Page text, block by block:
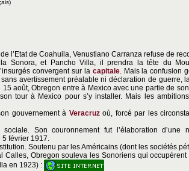
l’Etat de Coahuila, Venustiano Carranza refuse de
Sonora, et Pancho Villa, il prendra la tête du
convergent sur la capitale. Mais la confusion
avertissement préalable ni déclaration de guerre,
août, Obregon entre à Mexico avec une partie de
tour à Mexico pour s’y installer. Mais les
gouvernement à Veracruzoù, forcé par les
Son couronnement fut l’élaboration d’une
5 février 1917.
Soutenu par les Américains (dont les sociétés
Obregon souleva les Sonoriens qui occupèrent
en 1923) :